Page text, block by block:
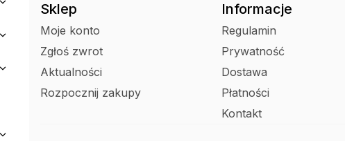
Sklep
Moje konto
Zgłoś zwrot
Aktualności
Rozpocznij zakupy
Informacje
Regulamin
Prywatność
Dostawa
Płatności
Kontakt